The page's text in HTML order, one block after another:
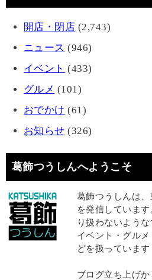
開店・閉店 (2,743)
ニュース (946)
イベント (433)
グルメ (101)
おでかけ (61)
お知らせ (326)
葛飾つうしんへようこそ
葛飾つうしんは
を発信していま
り扱わないよう
イベント・グル
どを扱っています
ブログ立ち上げ